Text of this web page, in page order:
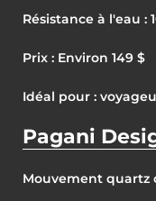
Résistance à l'eau :
Prix : Environ 149 $
Idéal pour :
Pagani
Mouvement quartz